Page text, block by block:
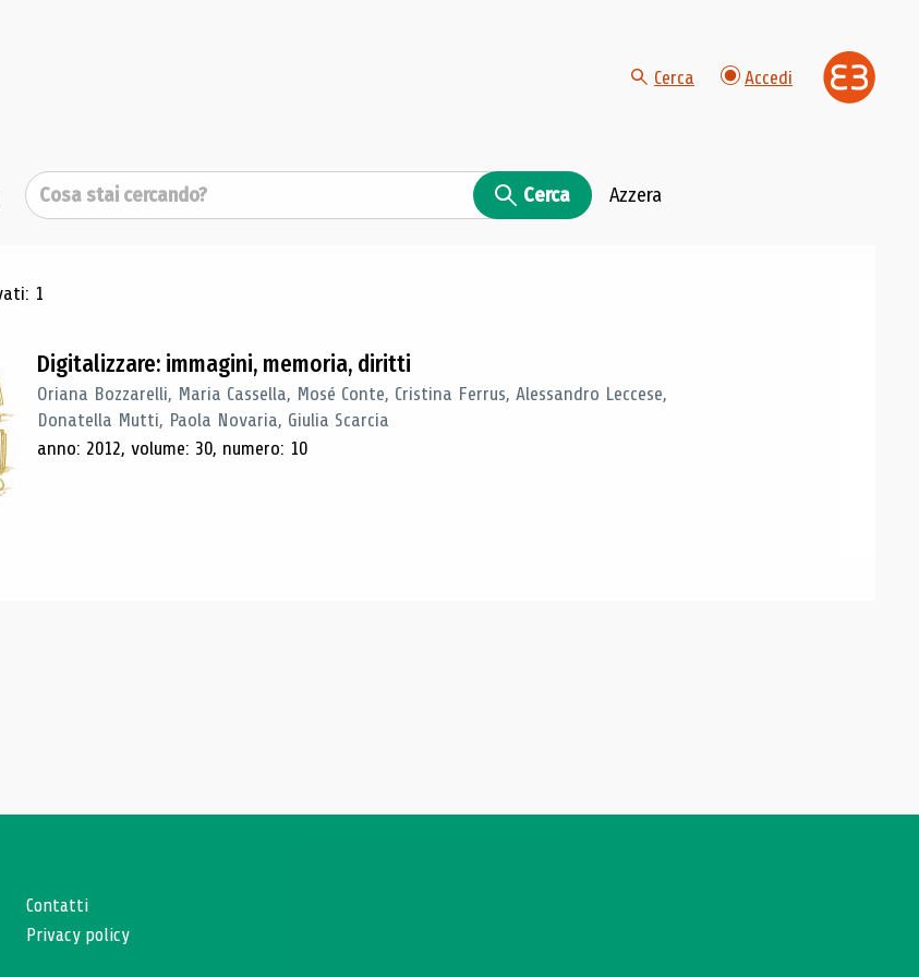
Cerca Accedi
Cerca Cerca Azzera
di ricerca
1
Digitalizzare: immagini, memoria, diritti
Oriana Bozzarelli, Maria Cassella, Mosé Conte, Cristina Ferrus, Alessandro Leccese,
Donatella Mutti, Paola Novaria, Giulia Scarcia
anno: 2012, volume: 30, numero: 10
Contatti
Privacy policy